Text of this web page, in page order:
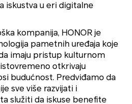
iskustva u eri digitalne
kompanija, HONOR je
pametnih uređaja koje
imaju pristup kulturnom
otkrivaju
budućnost. Predviđamo da
sve više razvijati i
služiti da iskuse benefite